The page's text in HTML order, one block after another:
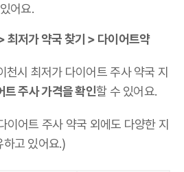
어요.
최저가 약국 찾기 > 다이어트약
천시 최저가 다이어트 주사 약국 지
트 주사 가격을 확인할 수 있어요.
이어트 주사 약국 외에도 다양한 지
하고 있어요.)